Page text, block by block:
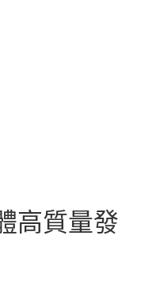
高質量發